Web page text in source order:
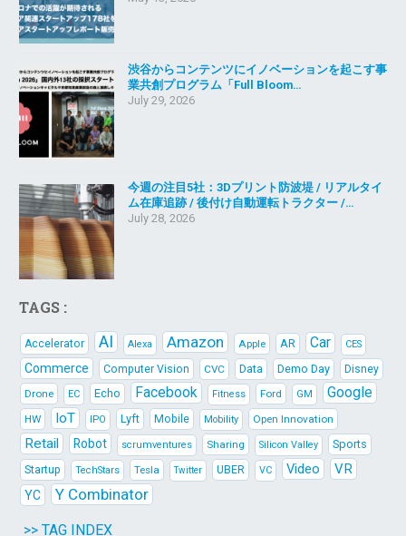
渋谷からコンテンツにイノベーションを起こす事
業共創プログラム「Full Bloom…
July 29, 2026
今週の注目5社：3Dプリント防波堤 / リアルタイ
ム在庫追跡 / 後付け自動運転トラクター /…
July 28, 2026
TAGS :
Accelerator AI Alexa Amazon Apple AR Car CES
Commerce Computer Vision CVC Data Demo Day
Disney
Drone
EC Echo Facebook Fitness Ford GM Google
HW IoT IPO Lyft Mobile Mobility Open Innovation
Retail Robot scrumventures Sharing Silicon Valley Sports
Startup TechStars Tesla Twitter UBER VC Video VR
YC Y Combinator
>> TAG INDEX